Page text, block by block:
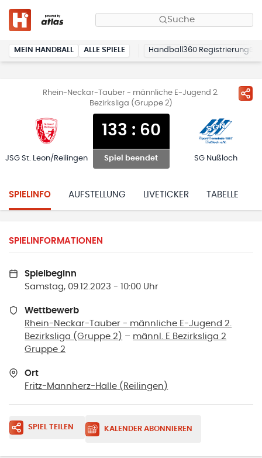
Suche
MEIN HANDBALL ALLE SPIELE Handball360 Registrierung
Rhein-Neckar-Tauber - männliche E-Jugend 2.
Bezirksliga (Gruppe 2)
JSG St. Leon/Reilingen
133 : 60
Spiel beendet SG Nußloch
SPIELINFO AUFSTELLUNG LIVETICKER TABELLE
SPIELINFORMATIONEN
Spielbeginn
Samstag, 09.12.2023 - 10:00 Uhr
Wettbewerb
Rhein-Neckar-Tauber - männliche E-Jugend 2.
Bezirksliga (Gruppe 2) – männl. E Bezirksliga 2
Gruppe 2
Ort
Fritz-Mannherz-Halle ( Reilingen )
SPIEL TEILEN KALENDER ABONNIEREN